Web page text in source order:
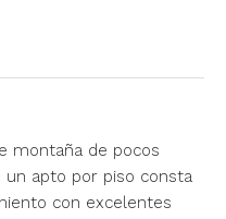
montaña de pocos
un apto por piso consta
con excelentes